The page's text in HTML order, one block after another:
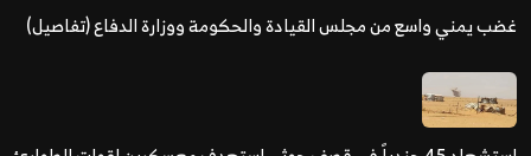
غضب يمني واسع من مجلس القيادة والحكومة ووزارة الدفاع (تفاصيل)